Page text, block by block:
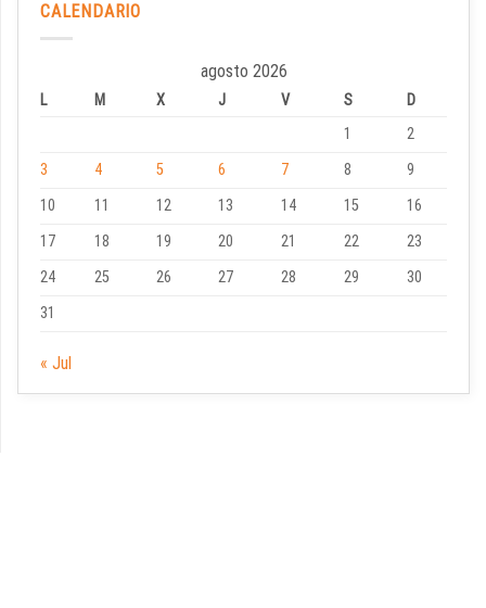
CALENDARIO
agosto 2026
L M X J V S
D
1
2
3
4 5 6 7 8
9
10
11 12 13 14 15
16
17
18 19 20 21 22
23
24
25 26 27 28 29
30
31
« Jul